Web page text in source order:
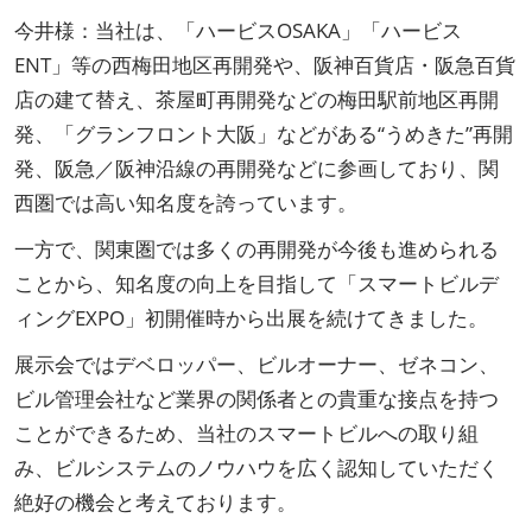
今井様：当社は、「ハービスOSAKA」「ハービス
ENT」等の西梅田地区再開発や、阪神百貨店・阪急百貨
店の建て替え、茶屋町再開発などの梅田駅前地区再開
発、「グランフロント大阪」などがある“うめきた”再開
発、阪急／阪神沿線の再開発などに参画しており、関
西圏では高い知名度を誇っています。
一方で、関東圏では多くの再開発が今後も進められる
ことから、知名度の向上を目指して「スマートビルデ
ィングEXPO」初開催時から出展を続けてきました。
展示会ではデベロッパー、ビルオーナー、ゼネコン、
ビル管理会社など業界の関係者との貴重な接点を持つ
ことができるため、当社のスマートビルへの取り組
み、ビルシステムのノウハウを広く認知していただく
絶好の機会と考えております。